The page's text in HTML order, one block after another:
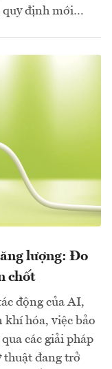
quy định mới…
lượng: Đo
chốt
động của AI,
khí hóa, việc bảo
các giải pháp
thuật đang trở